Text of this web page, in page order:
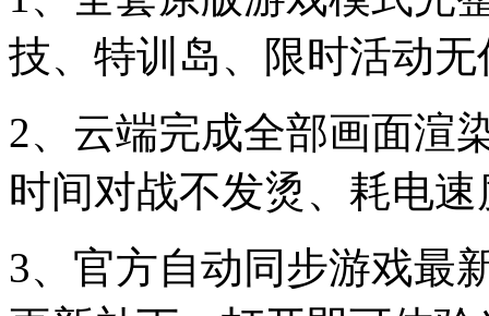
技、特训岛、限时活动
2、云端完成全部画面渲
时间对战不发烫、耗电
3、官方自动同步游戏最